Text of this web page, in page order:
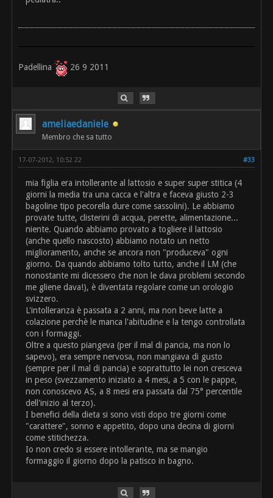
Padellina 26 9 2011
ameliaedaniele
Membro che sa tutto
#33
17-07-2012, 10:52 22
mia figlia era intollerante al lattosio e super super stitica (4
giorni la media tra una cacca e l'altra e faceva giusto 2-3
bagoline tipo pecorella dure come sassolini). Le abbiamo
provate tutte, clisterini di acqua, perette, alimentazione...
niente. Quando abbiamo provato a togliere il lattosio
(anche quello nascosto) abbiamo notato un netto
miglioramento, anche se ancora non "produceva" ogni
giorno. Da quando abbiamo tolto tutto, anche il LM (che
nonostante mi dicessero che non le dava problemi secondo
me gliene dava!), è diventata regolare come un orologio
svizzero.
L'intolleranza è passata a 2 anni, ma non beve latte a
colazione perchè le manca l'abitudine e la tengo controllata
con i formaggi.
Oltre a questo piangeva (per il mal di pancia, ma non lo
sapevo), era sempre nervosa, non mangiava di gusto
(sempre per il mal di pancia) e soprattutto lei non cresceva
in peso (svezzamento iniziato a 4 mesi, a 5 con le pappe,
non conoscevo AS, a 8 mesi era passata dal 75° percentile
dell'inizio al terzo).
I benefici della dieta si sono visti dopo tre giorni come
"carattere", sonno e appetito, dopo una decina di giorni
come stitichezza.
Io non credo si essere intollerante, ma se mangio
formaggio il giorno dopo la patisco in bagno.